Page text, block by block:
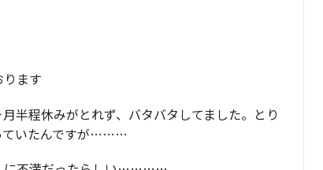
ます
半程休みがとれず、バタバタしてました。とり
ていたんですが………